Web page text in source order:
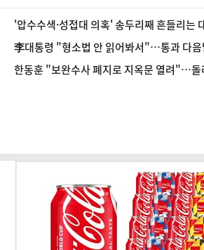
'압수수색·성접대 의혹' 송두리째 흔들리는
7(금) 데일리안 출근길 뉴스]
李대통령 "형소법 안 읽어봐서"…통과 다음
업(종합) 등 [8/6(목) 데일리안 출근길 뉴스]
한동훈 "보완수사 폐지로 지옥문 열려"…돌